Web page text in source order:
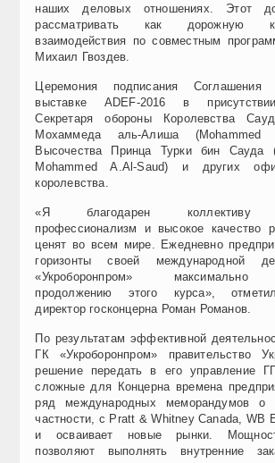
наших деловых отношениях. Этот
рассматривать как дорожную
взаимодействия по совместным
Михаил Гвоздев.
Церемония подписания
выставке ADEF-2016 в
Секретаря обороны Королевства
Мохаммеда аль-Алиша (Mohammed
Высочества Принца Турки бин Сауда
Mohammed A.Al-Saud) и других
королевства.
«Я благодарен коллективу
профессионализм и высокое качество
ценят во всем мире. Ежедневно
горизонты своей международной
«Укроборонпром» максимально
продолжению этого курса»,
директор госконцерна Роман Романов.
По результатам эффективной
ГК «Укроборонпром» правительство
решение передать в его управление
сложные для Концерна времена
ряд международных меморандумов о
частности, с Pratt & Whitney Canada, WB
и осваивает новые рынки.
позволяют выполнять внутренние